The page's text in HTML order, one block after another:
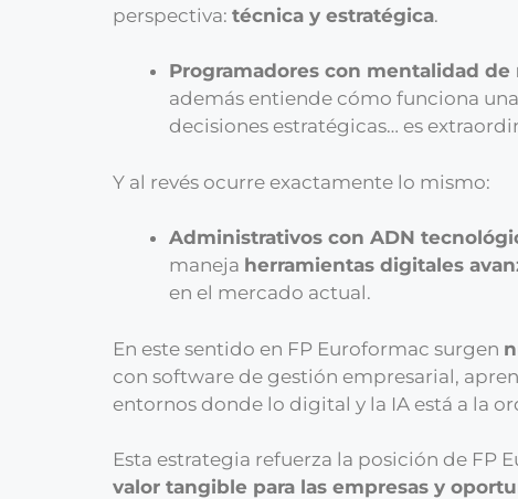
perspectiva: técnica y estratégica.
Programadores con mentalidad de
además entiende cómo funciona
decisiones estratégicas… es
Y al revés ocurre exactamente lo mismo:
Administrativos con ADN
maneja herramientas digitales
en el mercado actual.
En este sentido en FP Euroformac surgen
con software de gestión empresarial,
entornos donde lo digital y la IA está a la
Esta estrategia refuerza la posición de FP
valor tangible para las empresas y